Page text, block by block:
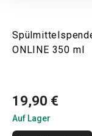
ONLINE 350 ml
19,90 €
Auf Lager